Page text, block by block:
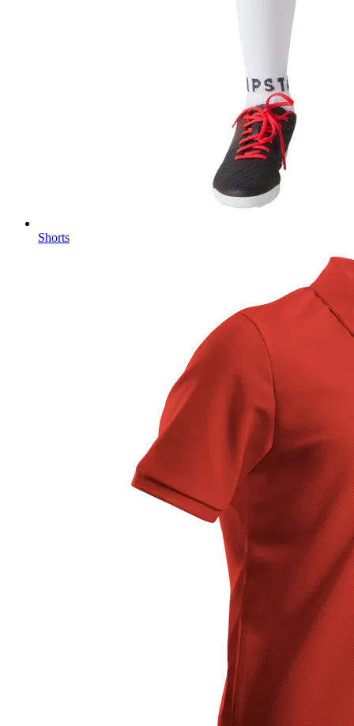
Shorts